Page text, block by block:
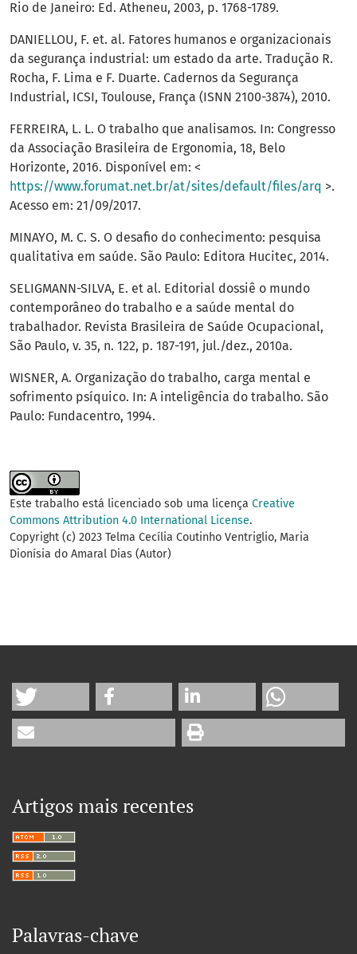
Rio de Janeiro: Ed. Atheneu, 2003, p. 1768-1789.
DANIELLOU, F. et. al. Fatores humanos e organizacionais
da segurança industrial: um estado da arte. Tradução R.
Rocha, F. Lima e F. Duarte. Cadernos da Segurança
Industrial, ICSI, Toulouse, França (ISNN 2100-3874), 2010.
FERREIRA, L. L. O trabalho que analisamos. In: Congresso
da Associação Brasileira de Ergonomia, 18, Belo
Horizonte, 2016. Disponível em: <
https://www.forumat.net.br/at/sites/default/files/arq >.
Acesso em: 21/09/2017.
MINAYO, M. C. S. O desafio do conhecimento: pesquisa
qualitativa em saúde. São Paulo: Editora Hucitec, 2014.
SELIGMANN-SILVA, E. et al. Editorial dossiê o mundo
contemporâneo do trabalho e a saúde mental do
trabalhador. Revista Brasileira de Saúde Ocupacional,
São Paulo, v. 35, n. 122, p. 187-191, jul./dez., 2010a.
WISNER, A. Organização do trabalho, carga mental e
sofrimento psíquico. In: A inteligência do trabalho. São
Paulo: Fundacentro, 1994.
Este trabalho está licenciado sob uma licença Creative
Commons Attribution 4.0 International License.
Copyright (c) 2023 Telma Cecília Coutinho Ventriglio, Maria
Dionísia do Amaral Dias (Autor)
Artigos mais recentes
Palavras-chave